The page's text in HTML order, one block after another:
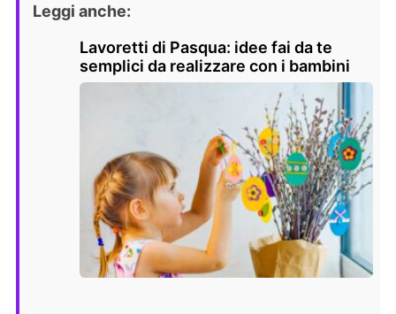
Leggi anche:
Lavoretti di Pasqua: idee fai da te
semplici da realizzare con i bambini